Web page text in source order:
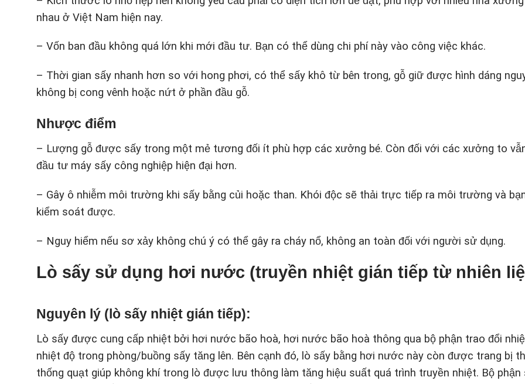
nhau ở Việt Nam hiện nay.
– Vốn ban đầu không quá lớn khi mới đầu tư. Bạn có thể dùng chi phí này vào công việc khác.
– Thời gian sấy nhanh hơn so với hong phơi, có thể sấy khô từ bên trong, gỗ giữ được hình dáng
không bị cong vênh hoặc nứt ở phần đầu gỗ.
Nhược điểm
– Lượng gỗ được sấy trong một mẻ tương đối ít phù hợp các xưởng bé. Còn đối với các xưởng to
đầu tư máy sấy công nghiệp hiện đại hơn.
– Gây ô nhiễm môi trường khi sấy bằng củi hoặc than. Khói độc sẽ thải trực tiếp ra môi trường và
kiểm soát được.
– Nguy hiểm nếu sơ xảy không chú ý có thể gây ra cháy nổ, không an toàn đối với người sử dụng.
Lò sấy sử dụng hơi nước (truyền nhiệt gián tiếp từ nhiên
Nguyên lý (lò sấy nhiệt gián tiếp):
Lò sấy được cung cấp nhiệt bởi hơi nước bão hoà, hơi nước bão hoà thông qua bộ phận trao đổi
nhiệt độ trong phòng/buồng sấy tăng lên. Bên cạnh đó, lò sấy bằng hơi nước này còn được trang bị
thống quạt giúp không khí trong lò được lưu thông làm tăng hiệu suất quá trình truyền nhiệt. Bộ phận